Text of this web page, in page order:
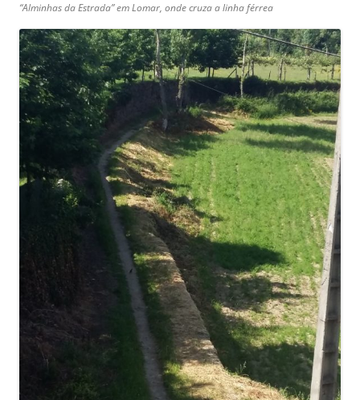
“Alminhas da Estrada” em Lomar, onde cruza a linha férrea